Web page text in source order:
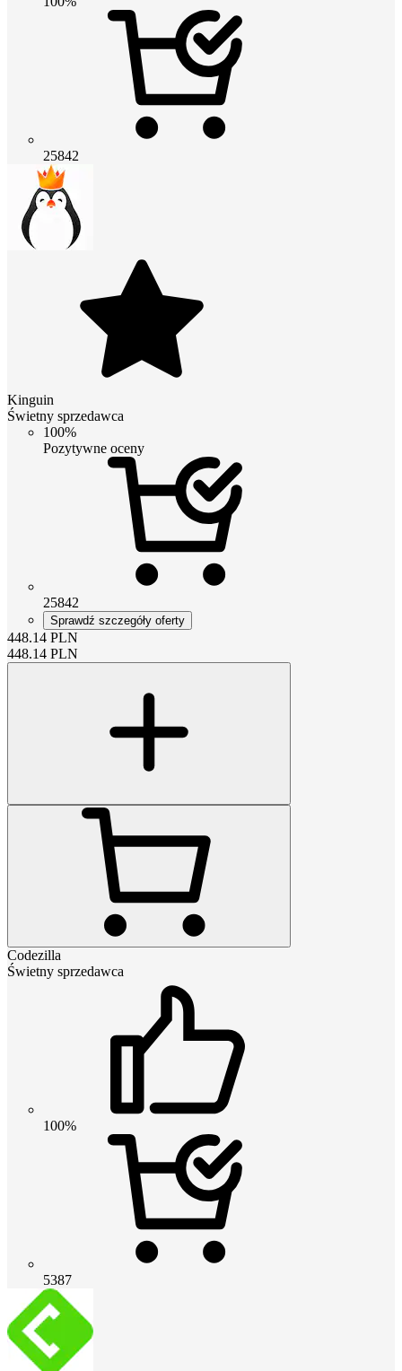
25842
Kinguin
Świetny sprzedawca
100%
Pozytywne oceny
25842
Sprawdź szczegóły oferty
448.14 PLN
448.14 PLN
Codezilla
Świetny sprzedawca
100%
5387